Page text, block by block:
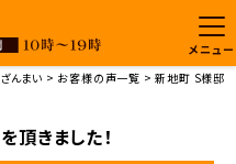
メニュー
んまい
お客様の声一覧 新地町 S様邸
きました！